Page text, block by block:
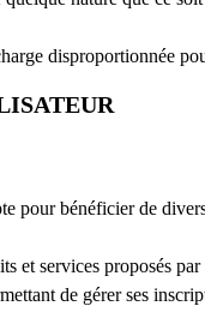
disproportionnée
bénéficier de
et services proposés
de gérer ses